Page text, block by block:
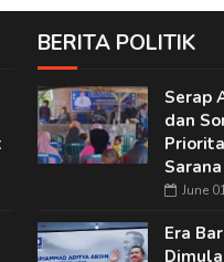
BERITA POLITIK
Serap
dan
June
Era